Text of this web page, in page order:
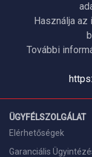
Használja az
További
ÜGYFÉLSZOLGÁLAT
Elérhetőségek
Garanciális